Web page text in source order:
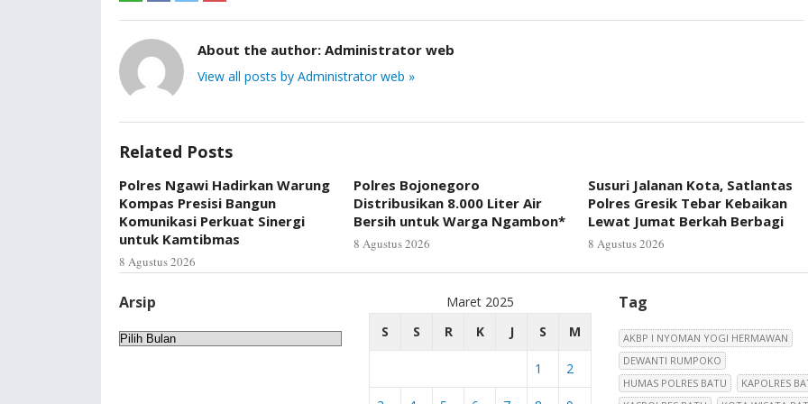
About the author: Administrator web
View all posts by Administrator web »
Related Posts
Polres Ngawi Hadirkan Warung
Kompas Presisi Bangun
Komunikasi Perkuat Sinergi
untuk Kamtibmas
8 Agustus 2026
Polres Bojonegoro
Distribusikan 8.000 Liter Air
Bersih untuk Warga Ngambon*
8 Agustus 2026
Susuri Jalanan Kota, Satlantas
Polres Gresik Tebar Kebaikan
Lewat Jumat Berkah Berbagi
8 Agustus 2026
Arsip
Arsip
Maret 2025
S
S R K J S M
1 2
Tag
AKBP I NYOMAN YOGI HERMAWAN
DEWANTI RUMPOKO
HUMAS POLRES BATU
KAPOLRES